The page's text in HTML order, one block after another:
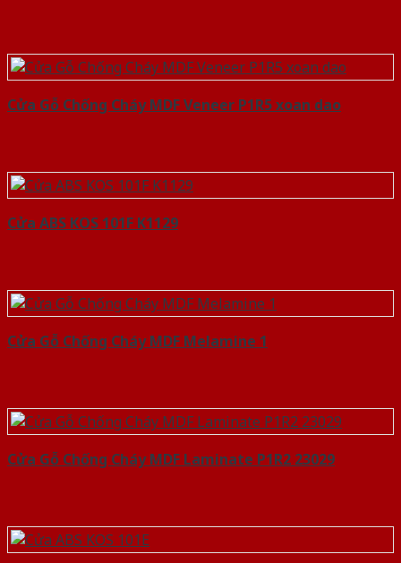
Cửa Gỗ Chống Cháy MDF Veneer P1R5 xoan dao
Cửa ABS KOS 101F K1129
Cửa Gỗ Chống Cháy MDF Melamine 1
Cửa Gỗ Chống Cháy MDF Laminate P1R2 23029